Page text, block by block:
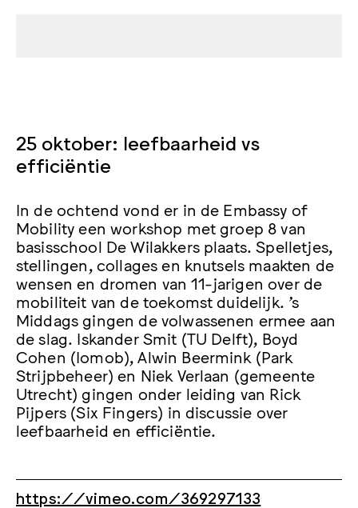
25 oktober: leefbaarheid vs
efficiëntie
In de ochtend vond er in de Embassy of
Mobility een workshop met groep 8 van
basisschool De Wilakkers plaats. Spelletjes,
stellingen, collages en knutsels maakten de
wensen en dromen van 11-jarigen over de
mobiliteit van de toekomst duidelijk. ’s
Middags gingen de volwassenen ermee aan
de slag. Iskander Smit (TU Delft), Boyd
Cohen (Iomob), Alwin Beermink (Park
Strijpbeheer) en Niek Verlaan (gemeente
Utrecht) gingen onder leiding van Rick
Pijpers (Six Fingers) in discussie over
leefbaarheid en efficiëntie.
https://vimeo.com/369297133